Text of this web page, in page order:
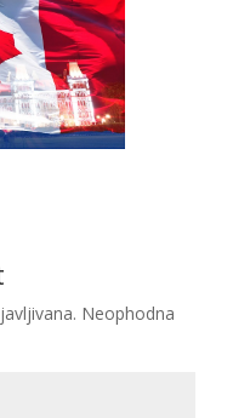
Neophodna